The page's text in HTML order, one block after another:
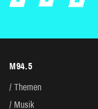
M94.5
Themen
Musik